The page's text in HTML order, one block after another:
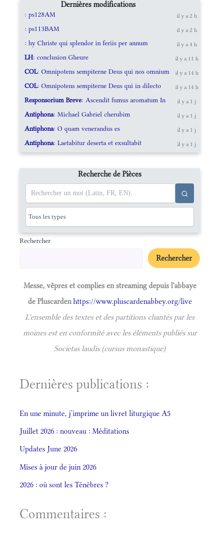
Dernières modifications
: ps128AM il y a 2 h
: ps113BAM il y a 2 h
: hy Christe qui splendor in feriis per annum il y a 4 h
LH: conclusion Gheure il y a 11 h
COL: Omnipotens sempiterne Deus qui nos omnium il y a 14 h
COL: Omnipotens sempiterne Deus qui in dilecto il y a 14 h
Responsorium Breve: Ascendit fumus aromatum In il y a 1 j
Antiphona: Michael Gabriel cherubim il y a 1 j
Antiphona: O quam venerandus es il y a 1 j
Antiphona: Laetabitur deserta et exsultabit il y a 1 j
Recherche de Pièces
Rechercher
Rechercher
Messe, vêpres et complies en streaming depuis l'abbaye
de Pluscardenhttps://www.pluscardenabbey.org/live
L'ensemble des textes et des partitions chantés par les
moines est en conformité avec les éléments publiés sur
Societas laudis (cursus monastique)
Dernières publications :
En une minute, j’imprime un livret liturgique A5
Juillet 2026 : nouveau : Méditations
Updates June 2026
Mises à jour de juin 2026
2026 : où sont les Ténèbres ?
Commentaires :